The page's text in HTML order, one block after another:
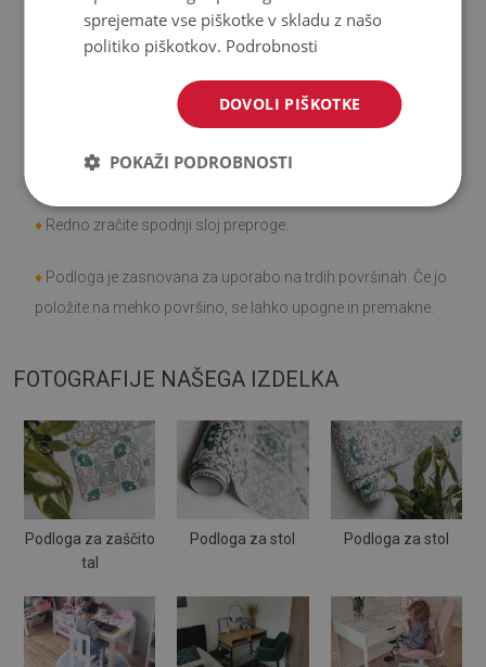
Upoštevajte, da poškodbe, ki nastanejo pri uporabi zaradi
Kako skrbeti za izdelek?
Čistite z vlažno krpo -ne uporabljajte močnih kemikalij.
♦ Redno zračite spodnji sloj preproge.
♦ Podloga je zasnovana za uporabo na trdih površinah. Če jo
položite na mehko površino, se lahko upogne in premakne.
FOTOGRAFIJE NAŠEGA IZDELKA
Podloga za zaščito
tal
Podloga za stol Podloga za stol
sprejemate vse piškotke v skladu z našo
politiko piškotkov. Podrobnosti
DOVOLI PIŠKOTKE
POKAŽI PODROBNOSTI